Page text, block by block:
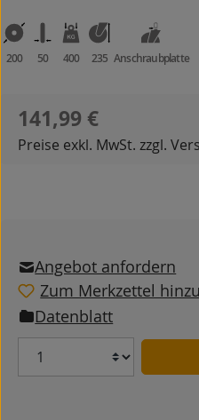
200 50 400 235 Anschraubplatte
Regulärer Preis:
141,99 €
Preise exkl. MwSt. zzgl.
Angebot anfordern
Zum Merkzettel
Datenblatt
Anzahl